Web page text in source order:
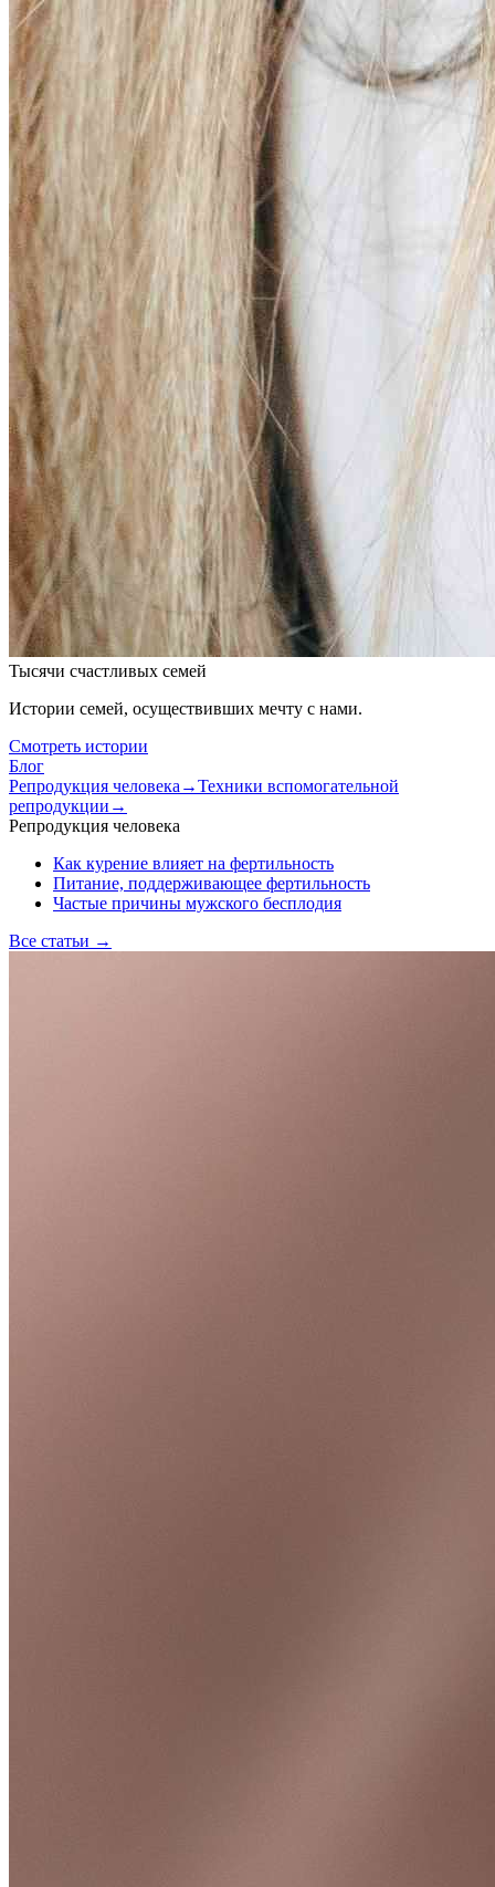
Тысячи счастливых семей
Истории семей, осуществивших мечту с нами.
Смотреть истории
Блог
Репродукция человека →Техники вспомогательной
репродукции →
Репродукция человека
Как курение влияет на фертильность
Питание, поддерживающее фертильность
Частые причины мужского бесплодия
Все статьи →